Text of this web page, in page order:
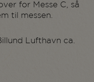
for Messe C, så
til messen.
Lufthavn ca.